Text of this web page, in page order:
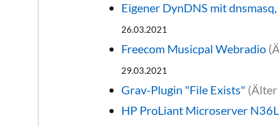
Eigener DynDNS mit
26.03.2021
Freecom Musicpal Webradio
29.03.2021
Grav-Plugin "File Exists" (Älter
HP ProLiant Microserver N36L